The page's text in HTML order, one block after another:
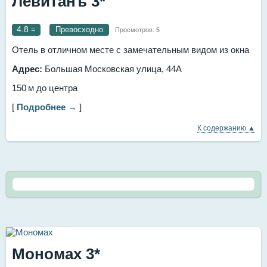
4.8 = Превосходно Просмотров: 5
Отель в отличном месте с замечательным видом из окна
Адрес: Большая Московская улица, 44А
150 м до центра
[ Подробнее → ]
К содержанию ▲
Мономах 3*